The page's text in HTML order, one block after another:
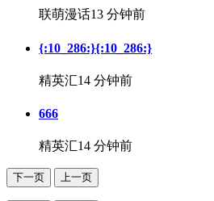
联萌漫话13 分钟前
{:10_286:}{:10_286:}
精英汇14 分钟前
666
精英汇14 分钟前
下一页 上一页